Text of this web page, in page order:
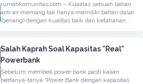
rumahkomunitas.com – Kualitas sebuah bahan
anti air memang tak hanya memiliki bahan dasar
(benang) dengan kualitas baik dan ketahanan
Salah Kaprah Soal Kapasitas ”Real”
Powerbank
Sebelum membeli power bank pasti kalian
bertanya-tanya “Power Bank dengan kapasitas